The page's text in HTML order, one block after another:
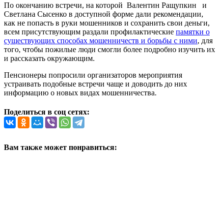
По окончанию встречи, на которой Валентин Ращупкин и
Светлана Сысенко в доступной форме дали рекомендации,
как не попасть в руки мошенников и сохранить свои деньги,
всем присутствующим раздали профилактические памятки о
существующих способах мошенничеств и борьбы с ними, для
того, чтобы пожилые люди смогли более подробно изучить их
и рассказать окружающим.
Пенсионеры попросили организаторов мероприятия
устраивать подобные встречи чаще и доводить до них
информацию о новых видах мошенничества.
Поделиться в соц сетях:
Вам также может понравиться: